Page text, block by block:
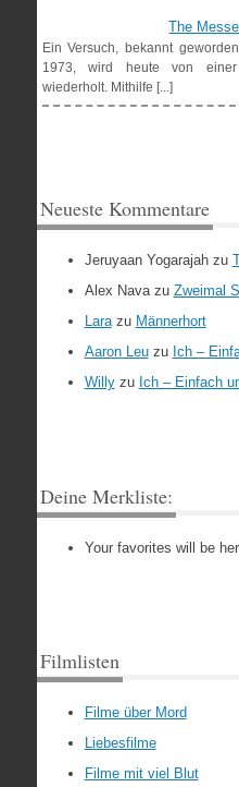
The
Ein Versuch, bekannt
1973, wird heute von einer
wiederholt. Mithilfe [...]
Neueste Kommentare
Jeruyaan Yogarajahzu
Alex Navazu Zweimal
Larazu Männerhort
Aaron Leuzu Ich –
Willyzu Ich – Einfach
Deine Merkliste:
Your favorites will be
Filmlisten
Filme über Mord
Liebesfilme
Filme mit viel Blut